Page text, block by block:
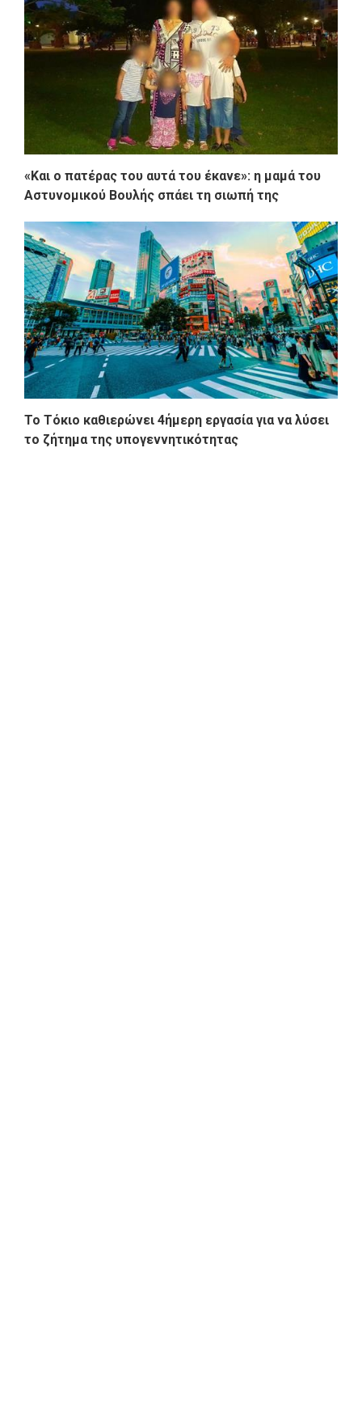
«Και ο πατέρας του αυτά του έκανε»: η μαμά του
Αστυνομικού Βουλής σπάει τη σιωπή της
Το Τόκιο καθιερώνει 4ήμερη εργασία για να λύσει
το ζήτημα της υπογεννητικότητας